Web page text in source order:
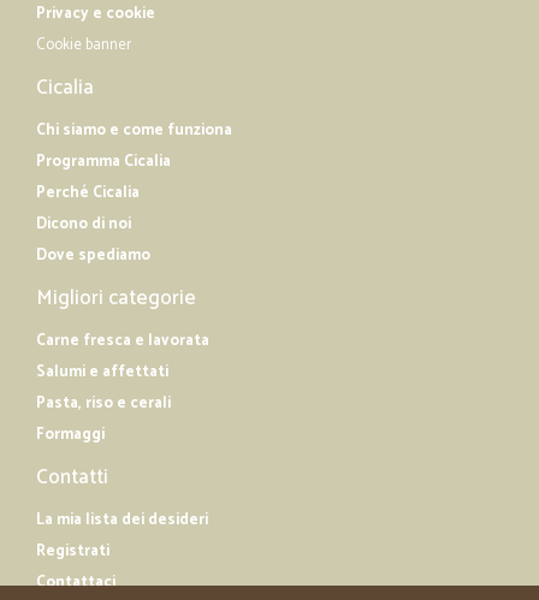
Privacy e cookie
Cookie banner
Cicalia
Chi siamo e come funziona
Programma Cicalia
Perché Cicalia
Dicono di noi
Dove spediamo
Migliori categorie
Carne fresca e lavorata
Salumi e affettati
Pasta, riso e cerali
Formaggi
Contatti
La mia lista dei desideri
Registrati
Contattaci